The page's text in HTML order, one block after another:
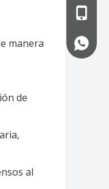
manera
de
al
+86-